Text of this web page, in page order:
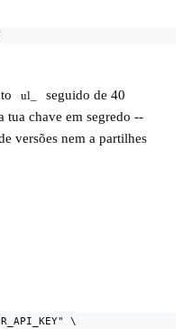
ul_
seguido de 40
tua chave em segredo --
versões nem a partilhes
\